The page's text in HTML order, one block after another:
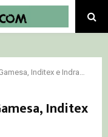
Inditex e Indra…
Inditex